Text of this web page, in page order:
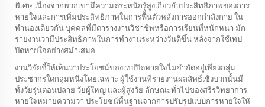
พิเศษ เนื่องจากพวกเขามีความตระหนักรู้สูงเกี่ยวกับประสิทธิภาพของการ
หายใจและการเพิ่มประสิทธิภาพในการฟื้นตัวหลังการออกกำลังกาย ใน
ทำนองเดียวกัน บุคคลที่มีตารางงานวิชาชีพหรือการเรียนที่หนักหนา มัก
รายงานว่ามีประสิทธิภาพในการทำงานระหว่างวันดีขึ้น หลังจากใช้เทป
ปิดหายใจอย่างสม่ำเสมอ
งานวิจัยชี้ให้เห็นว่าประโยชน์ของเทปปิดหายใจไม่จำกัดอยู่เพียงกลุ่ม
ประชากรใดกลุ่มหนึ่งโดยเฉพาะ ผู้ใช้งานที่รายงานผลลัพธ์เชิงบวกนั้นมี
ทั้งวัยรุ่นตอนปลาย วัยผู้ใหญ่ และผู้สูงวัย ลักษณะทั่วไปของสรีรวิทยาการ
หายใจหมายความว่า ประโยชน์พื้นฐานจากการปรับรูปแบบการหายใจให้